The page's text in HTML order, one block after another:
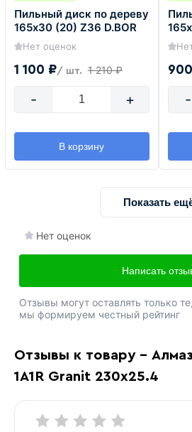
Пильный диск по дереву
165х30 (20) Z36 D.BOR
Нет оценок
1 100 ₽/ шт. 1 210 ₽
- +
В корзину
-
Показать
Отзывы к товару -
1A1R Granit 230х25.4
Нет оценок
Написать
Отзывы могут оставлять только
мы формируем честный рейтинг